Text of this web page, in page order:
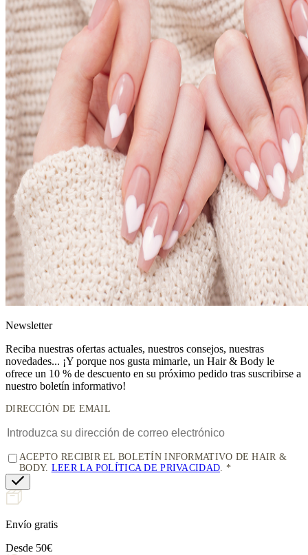
Newsletter
Reciba nuestras ofertas actuales, nuestros consejos, nuestras
novedades... ¡Y porque nos gusta mimarle, un Hair & Body le
ofrece un 10 % de descuento en su próximo pedido tras suscribirse a
nuestro boletín informativo!
DIRECCIÓN DE EMAIL
ACEPTO RECIBIR EL BOLETÍN INFORMATIVO DE HAIR &
BODY. LEER LA POLÍTICA DE PRIVACIDAD
Envío gratis
Desde 50€